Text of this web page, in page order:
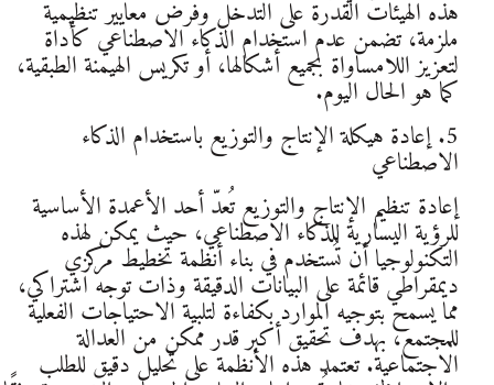
هذه الهيئات القدرة على التدخل وفرض معايير تنظيمية
ملزمة، تضمن عدم استخدام الذكاء الاصطناعي كأداة
لتعزيز اللامساواة بجميع أشكالها، أو تكريس الهيمنة الطبقية،
كما هو الحال اليوم.
5. إعادة هيكلة الإنتاج والتوزيع باستخدام الذكاء
الاصطناعي
إعادة تنظيم الإنتاج والتوزيع تُعدّ أحد الأعمدة الأساسية
للرؤية اليسارية للذكاء الاصطناعي، حيث يمكن لهذه
التكنولوجيا أن تُستخدم في بناء أنظمة تخطيط مركزي
ديمقراطي قائمة على البيانات الدقيقة وذات توجه اشتراكي،
مما يسمح بتوجيه الموارد بكفاءة لتلبية الاحتياجات الفعلية
للمجتمع، بهدف تحقيق أكبر قدر ممكن من العدالة
الاجتماعية. تعتمد هذه الأنظمة على تحليل دقيق للطلب